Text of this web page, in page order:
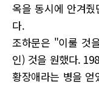
옥을 동시에 안겨
다.
조하문은 "이룰 것
인) 것을 원했다.
황장애라는 병을 얻